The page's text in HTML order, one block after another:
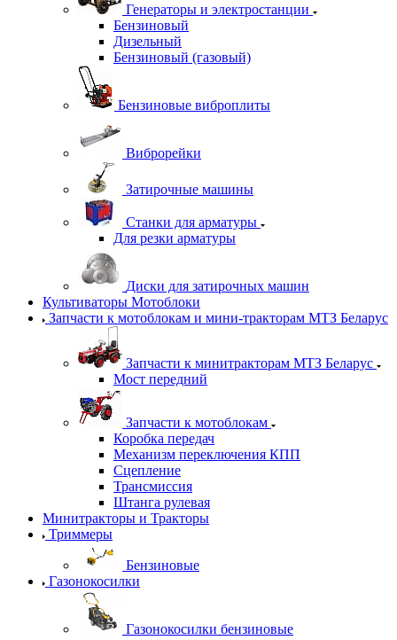
Генераторы и электростанции
Бензиновый
Дизельный
Бензиновый (газовый)
Бензиновые виброплиты
Виброрейки
Затирочные машины
Станки для арматуры
Для резки арматуры
Диски для затирочных машин
Культиваторы Мотоблоки
Запчасти к мотоблокам и мини-тракторам МТЗ Беларус
Запчасти к минитракторам МТЗ Беларус
Мост передний
Запчасти к мотоблокам
Коробка передач
Механизм переключения КПП
Сцепление
Трансмиссия
Штанга рулевая
Минитракторы и Тракторы
Триммеры
Бензиновые
Газонокосилки
Газонокосилки бензиновые